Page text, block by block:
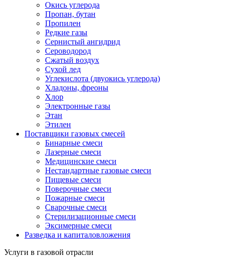
Окись углерода
Пропан, бутан
Пропилен
Редкие газы
Сернистый ангидрид
Сероводород
Сжатый воздух
Сухой лед
Углекислота (двуокись углерода)
Хладоны, фреоны
Хлор
Электронные газы
Этан
Этилен
Поставщики газовых смесей
Бинарные смеси
Лазерные смеси
Медицинские смеси
Нестандартные газовые смеси
Пищевые смеси
Поверочные смеси
Пожарные смеси
Сварочные смеси
Стерилизационные смеси
Эксимерные смеси
Разведка и капиталовложения
Услуги в газовой отрасли